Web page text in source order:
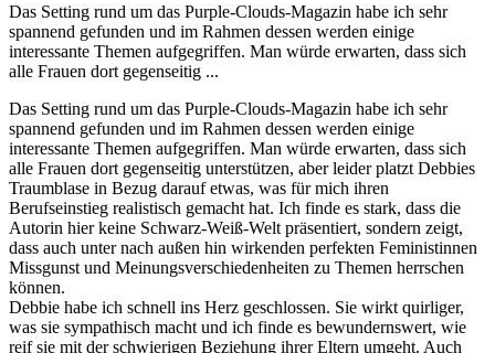
Das Setting rund um das Purple-Clouds-Magazin habe ich sehr
spannend gefunden und im Rahmen dessen werden einige
interessante Themen aufgegriffen. Man würde erwarten, dass sich
alle Frauen dort gegenseitig ...
Das Setting rund um das Purple-Clouds-Magazin habe ich sehr
spannend gefunden und im Rahmen dessen werden einige
interessante Themen aufgegriffen. Man würde erwarten, dass sich
alle Frauen dort gegenseitig unterstützen, aber leider platzt Debbies
Traumblase in Bezug darauf etwas, was für mich ihren
Berufseinstieg realistisch gemacht hat. Ich finde es stark, dass die
Autorin hier keine Schwarz-Weiß-Welt präsentiert, sondern zeigt,
dass auch unter nach außen hin wirkenden perfekten Feministinnen
Missgunst und Meinungsverschiedenheiten zu Themen herrschen
können.
Debbie habe ich schnell ins Herz geschlossen. Sie wirkt quirliger,
was sie sympathisch macht und ich finde es bewundernswert, wie
reif sie mit der schwierigen Beziehung ihrer Eltern umgeht. Auch